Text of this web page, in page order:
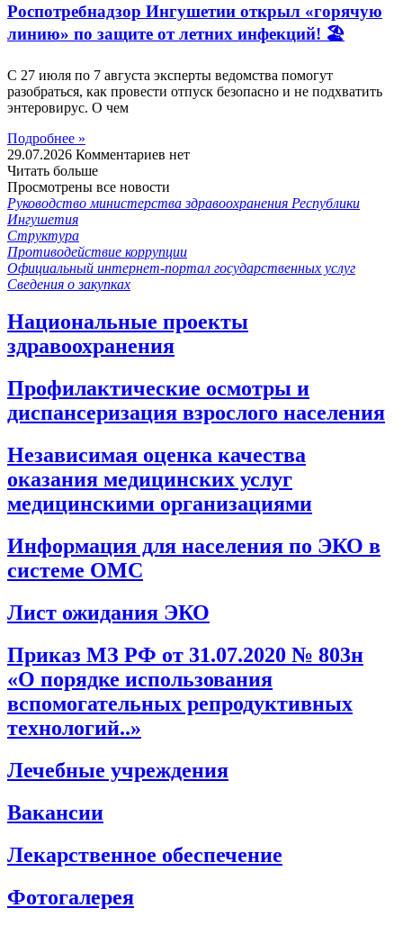
Роспотребнадзор Ингушетии открыл «горячую
линию» по защите от летних инфекций! 🏖
С 27 июля по 7 августа эксперты ведомства помогут
разобраться, как провести отпуск безопасно и не подхватить
энтеровирус. О чем
Подробнее »
29.07.2026 Комментариев нет
Читать больше
Просмотрены все новости
Руководство министерства здравоохранения Республики
Ингушетия
Структура
Противодействие коррупции
Официальный интернет-портал государственных услуг
Сведения о закупках
Национальные проекты
здравоохранения
Профилактические осмотры и
диспансеризация взрослого населения
Независимая оценка качества
оказания медицинских услуг
медицинскими организациями
Информация для населения по ЭКО в
системе ОМС
Лист ожидания ЭКО
Приказ МЗ РФ от 31.07.2020 № 803н
«О порядке использования
вспомогательных репродуктивных
технологий..»
Лечебные учреждения
Вакансии
Лекарственное обеспечение
Фотогалерея